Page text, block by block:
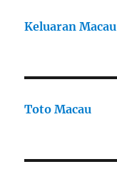
Keluaran Macau
Toto Macau